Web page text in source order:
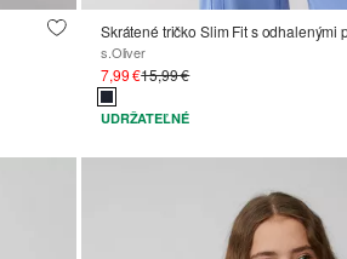
Skrátené tričko Slim Fit s odhalenými
s.Oliver
7,99 €15,99 €
UDRŽATEĽNÉ